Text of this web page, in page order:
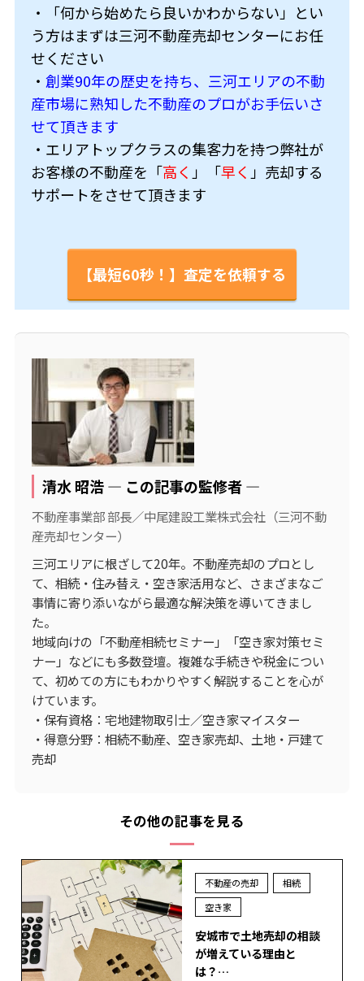
・「何から始めたら良いかわからない」とい
う方はまずは三河不動産売却センターにお任
せください
・ 創業90年の歴史を持ち、三河エリアの不動
産市場に熟知した不動産のプロがお手伝いさ
せて頂きます
・エリアトップクラスの集客力を持つ弊社が
お客様の不動産を「高く 」「早く 」売却する
サポートをさせて頂きます
【最短60秒！】査定を依頼する
清水 昭浩 ― この記事の監修者 ―
不動産事業部 部長／中尾建設工業株式会社（三河不動
産売却センター）
三河エリアに根ざして20年。不動産売却のプロとし
て、相続・住み替え・空き家活用など、さまざまなご
事情に寄り添いながら最適な解決策を導いてきまし
た。
地域向けの「不動産相続セミナー」「空き家対策セミ
ナー」などにも多数登壇。複雑な手続きや税金につい
て、初めての方にもわかりやすく解説することを心が
けています。
・保有資格：宅地建物取引士／空き家マイスター
・得意分野：相続不動産、空き家売却、土地・戸建て
売却
その他の記事を見る
不動産の売却
相続
空き家
安城市で土地売却の相談
が増えている理由と
は？…